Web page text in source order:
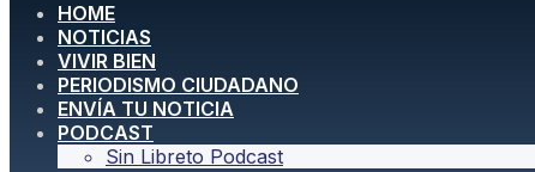
HOME
NOTICIAS
VIVIR BIEN
PERIODISMO CIUDADANO
ENVÍA TU NOTICIA
PODCAST
Sin Libreto Podcast